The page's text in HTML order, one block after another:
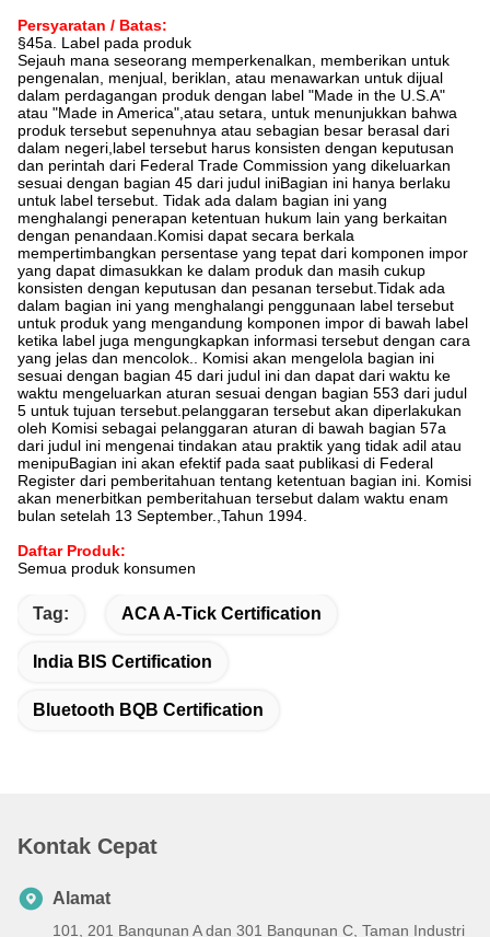
Persyaratan / Batas:
§45a. Label pada produk
Sejauh mana seseorang memperkenalkan, memberikan untuk
pengenalan, menjual, beriklan, atau menawarkan untuk dijual
dalam perdagangan produk dengan label "Made in the U.S.A"
atau "Made in America",atau setara, untuk menunjukkan bahwa
produk tersebut sepenuhnya atau sebagian besar berasal dari
dalam negeri,label tersebut harus konsisten dengan keputusan
dan perintah dari Federal Trade Commission yang dikeluarkan
sesuai dengan bagian 45 dari judul iniBagian ini hanya berlaku
untuk label tersebut. Tidak ada dalam bagian ini yang
menghalangi penerapan ketentuan hukum lain yang berkaitan
dengan penandaan.Komisi dapat secara berkala
mempertimbangkan persentase yang tepat dari komponen impor
yang dapat dimasukkan ke dalam produk dan masih cukup
konsisten dengan keputusan dan pesanan tersebut.Tidak ada
dalam bagian ini yang menghalangi penggunaan label tersebut
untuk produk yang mengandung komponen impor di bawah label
ketika label juga mengungkapkan informasi tersebut dengan cara
yang jelas dan mencolok.. Komisi akan mengelola bagian ini
sesuai dengan bagian 45 dari judul ini dan dapat dari waktu ke
waktu mengeluarkan aturan sesuai dengan bagian 553 dari judul
5 untuk tujuan tersebut.pelanggaran tersebut akan diperlakukan
oleh Komisi sebagai pelanggaran aturan di bawah bagian 57a
dari judul ini mengenai tindakan atau praktik yang tidak adil atau
menipuBagian ini akan efektif pada saat publikasi di Federal
Register dari pemberitahuan tentang ketentuan bagian ini. Komisi
akan menerbitkan pemberitahuan tersebut dalam waktu enam
bulan setelah 13 September.,Tahun 1994.
Daftar Produk:
Semua produk konsumen
Tag: ACA A-Tick Certification
India BIS Certification
Bluetooth BQB Certification
Kontak Cepat
Alamat
101, 201 Bangunan A dan 301 Bangunan C, Taman Industri